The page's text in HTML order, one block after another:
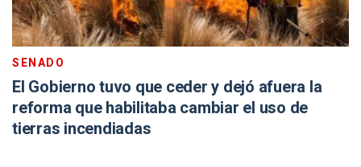
SENADO
El Gobierno tuvo que ceder y dejó afuera la
reforma que habilitaba cambiar el uso de
tierras incendiadas